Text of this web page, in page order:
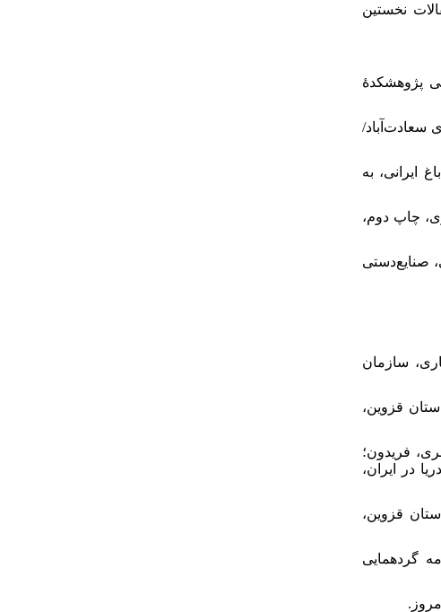
نخستین
پژوهشکدۀ
و باغ‌های سعادت‌آباد/
ایرانی، به
چاپ دوم،
صنایع‌دستی
سازمان
استان قزوین،
فریدون؛
در ایران،
استان قزوین،
گردهمایی